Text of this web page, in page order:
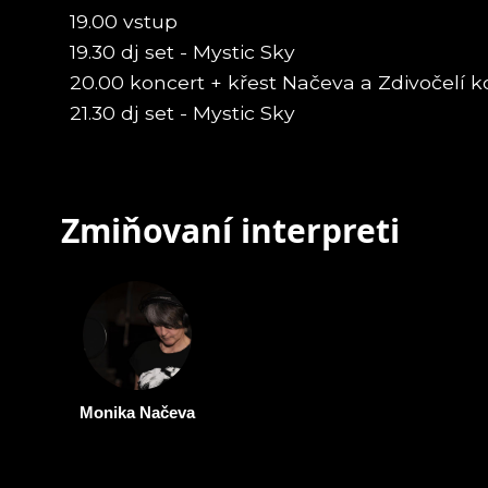
19.00 vstup
19.30 dj set - Mystic Sky
20.00 koncert + křest Načeva a Zdivočelí
21.30 dj set - Mystic Sky
Zmiňovaní interpreti
Monika Načeva